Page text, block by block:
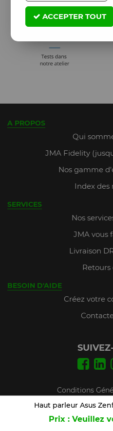
Haut parleur Asus
Prix : Veuillez
A PROPOS
Qui
JMA Fidelity
Nos gamme
Index des
SERVICES
Nos
JMA vous
Livraison
Retours
BESOIN D'AIDE
Créez votre
Conditions
Plan
ACCEPTER TOUT